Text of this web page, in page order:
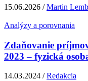
15.06.2026 /Martin
Analýzy a porovnania
Zdaňovanie
2023 – fyzická
14.03.2024 /Redakcia